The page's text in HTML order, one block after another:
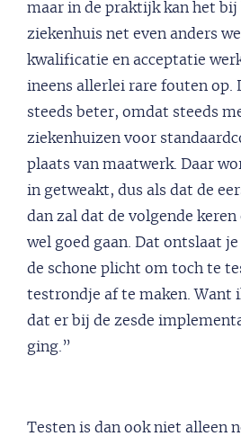
maar in de praktijk kan het bij
ziekenhuis net even anders
kwalificatie en acceptatie
ineens allerlei rare fouten op.
steeds beter, omdat steeds
ziekenhuizen voor
plaats van maatwerk. Daar
in getweakt, dus als dat de
dan zal dat de volgende
wel goed gaan. Dat ontslaat
de schone plicht om toch te
testrondje af te maken. Want
dat er bij de zesde
ging.”
Testen is dan ook niet alleen